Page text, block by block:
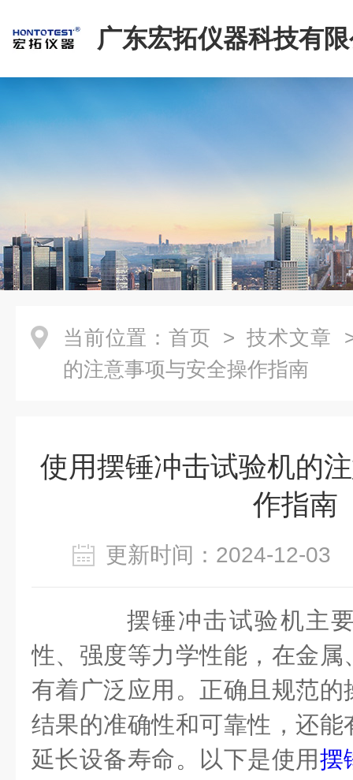
广东宏拓仪器科技有
当前位置： 首页 > 技术文章
的注意事项与安全操作指南
使用摆锤冲击试验机的
作指南
更新时间：2024-12-
摆锤冲击试验机主要
性、强度等力学性能，在金
有着广泛应用。正确且规范
结果的准确性和可靠性，还
延长设备寿命。以下是使用摆